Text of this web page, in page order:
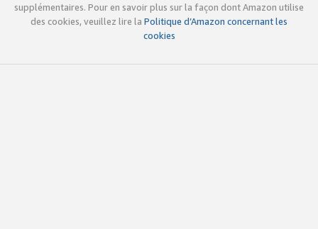
supplémentaires. Pour en savoir plus sur la façon dont Amazon utilise
des cookies, veuillez lire la Politique d’Amazon concernant les
cookies